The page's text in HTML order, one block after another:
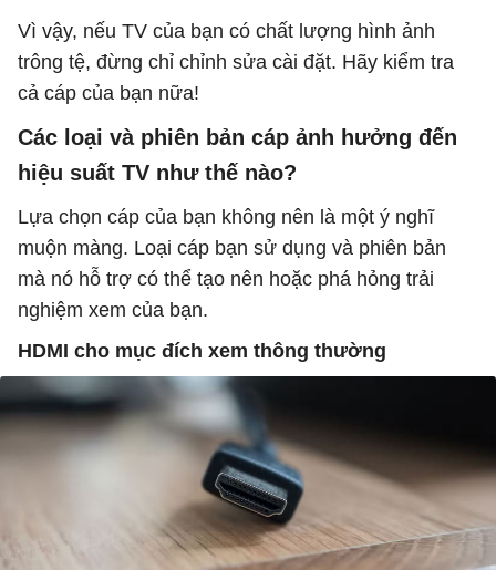
Vì vậy, nếu TV của bạn có chất lượng hình ảnh
trông tệ, đừng chỉ chỉnh sửa cài đặt. Hãy kiểm tra
cả cáp của bạn nữa!
Các loại và phiên bản cáp ảnh hưởng đến
hiệu suất TV như thế nào?
Lựa chọn cáp của bạn không nên là một ý nghĩ
muộn màng. Loại cáp bạn sử dụng và phiên bản
mà nó hỗ trợ có thể tạo nên hoặc phá hỏng trải
nghiệm xem của bạn.
HDMI cho mục đích xem thông thường